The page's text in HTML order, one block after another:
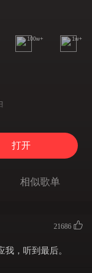
100w+ 1w+
逃
暴
打开
相似歌单
21686
，听到最后。